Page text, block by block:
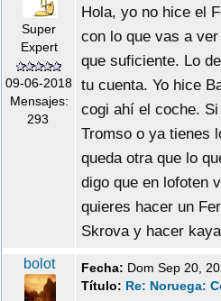
Super
Expert
09-06-2018
Mensajes:
293
Hola, yo no hice el
con lo que vas a
que suficiente. Lo
tu cuenta. Yo hice
cogi ahí el coche.
Tromso o ya tienes
queda otra que lo
digo que en lofoten
quieres hacer un
Skrova y hacer
bolot Fecha: Dom Sep 20,
Título: Re: Noruega: